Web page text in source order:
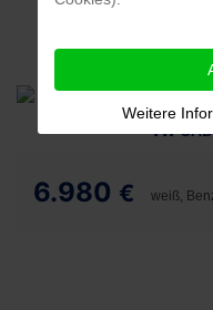
VW
6.980 € weiß,
Weitere